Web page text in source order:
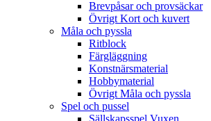
Brevpåsar och provsäckar
Övrigt Kort och kuvert
Måla och pyssla
Ritblock
Färgläggning
Konstnärsmaterial
Hobbymaterial
Övrigt Måla och pyssla
Spel och pussel
Sällskapsspel Vuxen